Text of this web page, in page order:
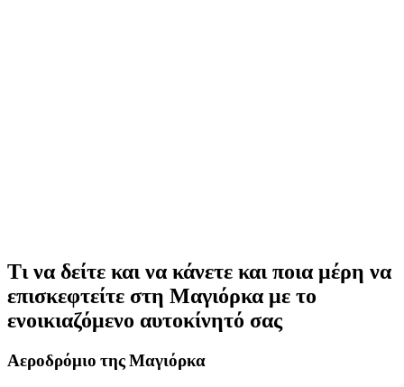
Τι να δείτε και να κάνετε και ποια μέρη να
επισκεφτείτε στη Μαγιόρκα με το
ενοικιαζόμενο αυτοκίνητό σας
Αεροδρόμιο της Μαγιόρκα